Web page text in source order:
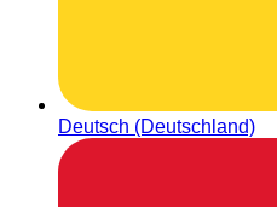
Deutsch (Deutschland)